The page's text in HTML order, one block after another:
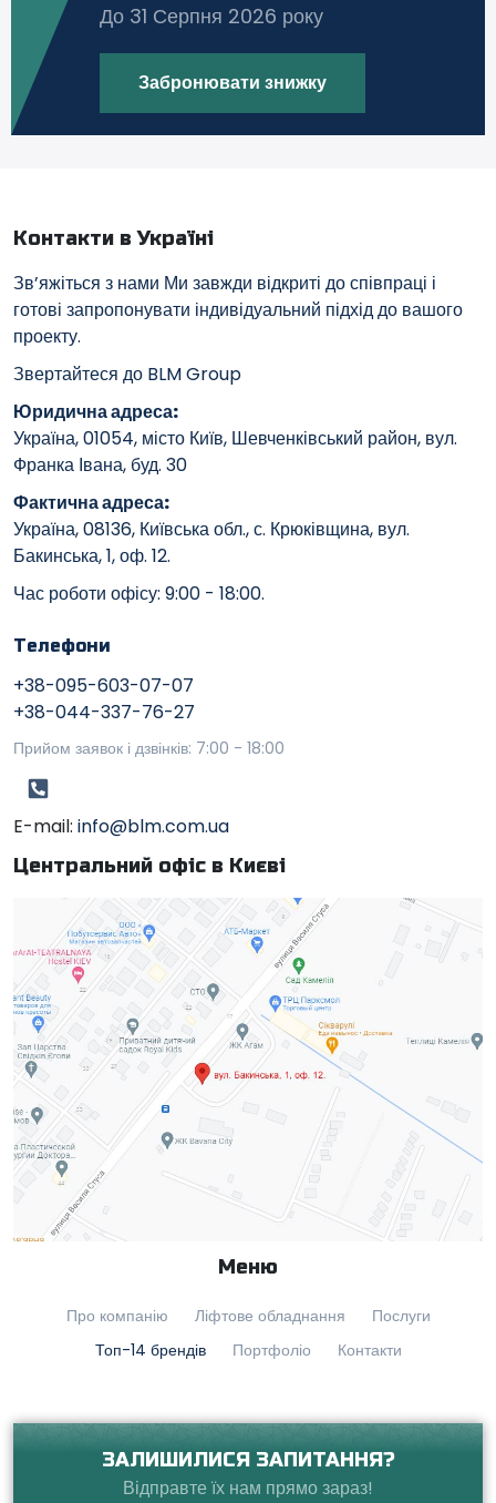
До 31 Серпня 2026 року
Забронювати знижку
Контакти в Україні
Зв’яжіться з нами Ми завжди відкриті до співпраці і
готові запропонувати індивідуальний підхід до вашого
проекту.
Звертайтеся до BLM Group
Юридична адреса:
Україна, 01054, місто Київ, Шевченківський район, вул.
Франка Івана, буд. 30
Фактична адреса:
Україна, 08136, Київська обл., с. Крюківщина, вул.
Бакинська, 1, оф. 12.
Час роботи офісу: 9:00 - 18:00.
Телефони
+38-095-603-07-07
+38-044-337-76-27
Прийом заявок і дзвінків: 7:00 - 18:00
E-mail: info@blm.com.ua
Центральний офіс в Києві
Меню
Про компанію Ліфтове обладнання
Послуги
Топ-14 брендів
Портфоліо Контакти
ЗАЛИШИЛИСЯ ЗАПИТАННЯ?
Відправте їх нам прямо зараз!